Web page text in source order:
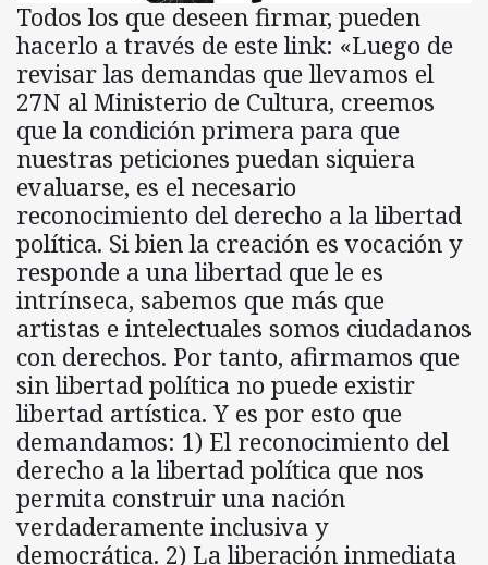
Todos los que deseen firmar, pueden
hacerlo a través de este link: «Luego de
revisar las demandas que llevamos el
27N al Ministerio de Cultura, creemos
que la condición primera para que
nuestras peticiones puedan siquiera
evaluarse, es el necesario
reconocimiento del derecho a la libertad
política. Si bien la creación es vocación y
responde a una libertad que le es
intrínseca, sabemos que más que
artistas e intelectuales somos ciudadanos
con derechos. Por tanto, afirmamos que
sin libertad política no puede existir
libertad artística. Y es por esto que
demandamos: 1) El reconocimiento del
derecho a la libertad política que nos
permita construir una nación
verdaderamente inclusiva y
democrática. 2) La liberación inmediata